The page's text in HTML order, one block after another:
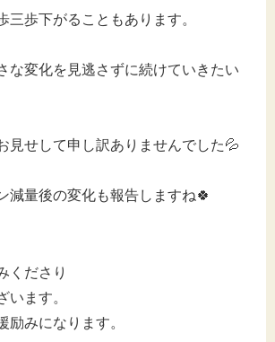
三歩下がることもあります。
な変化を見逃さずに続けていきたい
見せして申し訳ありませんでした💦
減量後の変化も報告しますね🍀
くださり
います。
励みになります。